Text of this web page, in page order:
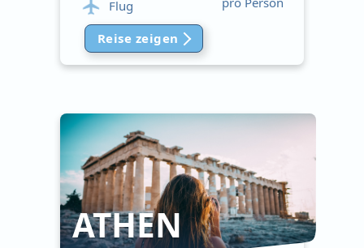
Flug
Reise zeigen
ATHEN